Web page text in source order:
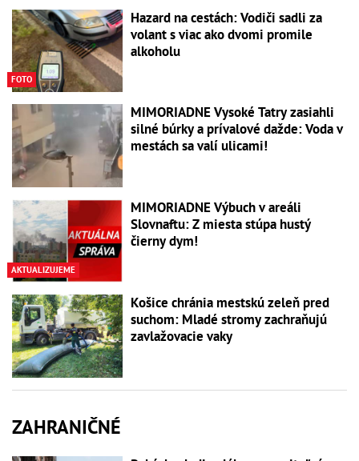
FOTO
Hazard na cestách: Vodiči sadli za
volant s viac ako dvomi promile
alkoholu
MIMORIADNE Vysoké Tatry zasiahli
silné búrky a prívalové dažde: Voda v
mestách sa valí ulicami!
AKTUALIZUJEME
MIMORIADNE Výbuch v areáli
Slovnaftu: Z miesta stúpa hustý
čierny dym!
Košice chránia mestskú zeleň pred
suchom: Mladé stromy zachraňujú
zavlažovacie vaky
ZAHRANIČNÉ